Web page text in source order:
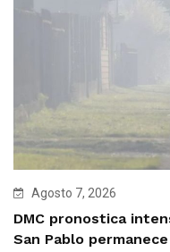
Agosto 7, 2026
DMC pronostica
San Pablo